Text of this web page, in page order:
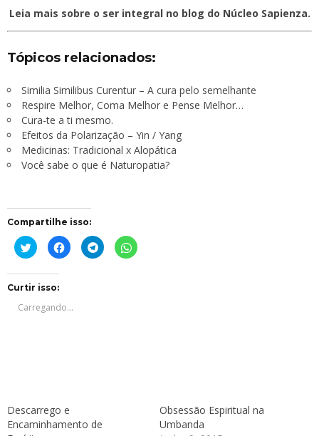
Leia mais sobre o ser integral no blog do Núcleo Sapienza.
Tópicos relacionados:
Similia Similibus Curentur – A cura pelo semelhante
Respire Melhor, Coma Melhor e Pense Melhor…
Cura-te a ti mesmo.
Efeitos da Polarização – Yin / Yang
Medicinas: Tradicional x Alopática
Você sabe o que é Naturopatia?
Compartilhe isso:
Clique
para
compartilhar
em
janela)
Clique
para
compartilhar
janela)
Clique
para
compartilhar
Clique
para
Curtir isso:
Carregando...
Descarrego e
Encaminhamento de
Obsessão Espiritual na
Umbanda